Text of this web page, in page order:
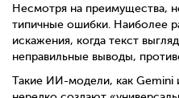
Несмотря на преимущества,
типичные ошибки. Наиболее
искажения, когда текст
неправильные выводы,
Такие ИИ-модели, как Gemini